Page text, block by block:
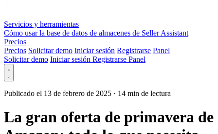
Servicios y herramientas
Cómo usar la base de datos de almacenes de Seller Assistant
Precios
Precios Solicitar demo Iniciar sesión Registrarse Panel
Solicitar demo Iniciar sesión Registrarse Panel
Publicado el 13 de febrero de 2025 · 14 min de lectura
La gran oferta de primavera de